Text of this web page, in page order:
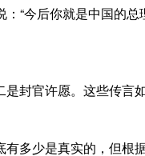
“今后你就是中国的总
封官许愿。这些传言
多少是真实的，但根